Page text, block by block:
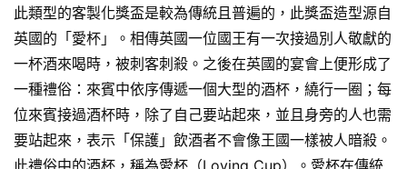
此類型的客製化獎盃是較為傳統且普遍的，此獎盃造型源自
英國的「愛杯」。相傳英國一位國王有一次接過別人敬獻的
一杯酒來喝時，被刺客刺殺。之後在英國的宴會上便形成了
一種禮俗：來賓中依序傳遞一個大型的酒杯，繞行一圈；每
位來賓接過酒杯時，除了自己要站起來，並且身旁的人也需
要站起來，表示「保護」飲酒者不會像王國一樣被人暗殺。
此禮俗中的酒杯，稱為愛杯（Loving Cup）。愛杯在傳統